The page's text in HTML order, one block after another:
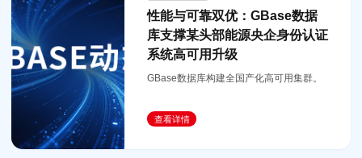
性能与可靠双优：GBase数据
库支撑某头部能源央企身份认证
系统高可用升级
GBase数据库构建全国产化高可用集群。
查看详情